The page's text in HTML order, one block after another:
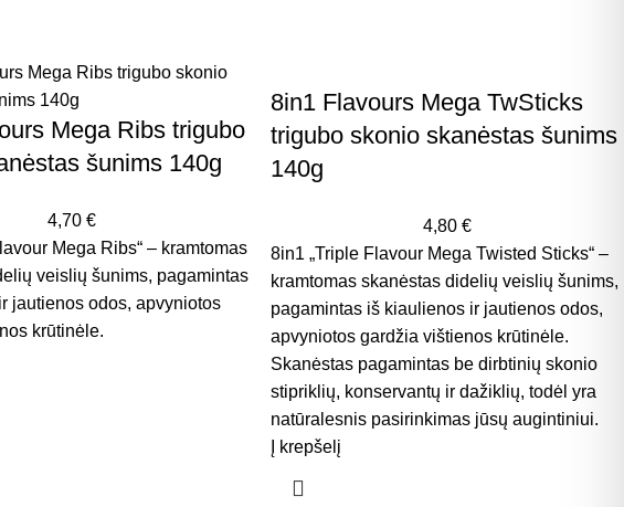
Mega Ribs trigubo
šunims 140g
4,70 €
Mega Ribs“ – kramtomas
veislių šunims, pagamintas
jautienos odos, apvyniotos
krūtinėle.
8in1 Flavours Mega TwSticks
trigubo skonio skanėstas šunims
140g
4,80 €
8in1 „Triple Flavour Mega Twisted Sticks“ –
kramtomas skanėstas didelių veislių šunims,
pagamintas iš kiaulienos ir jautienos odos,
apvyniotos gardžia vištienos krūtinėle.
Skanėstas pagamintas be dirbtinių skonio
stipriklių, konservantų ir dažiklių, todėl yra
natūralesnis pasirinkimas jūsų augintiniui.
Į krepšelį